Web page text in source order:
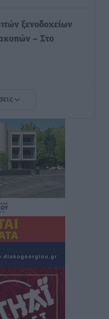
ξενοδοχείων
– Στο
H Hotels –
στο
με μητέρα και
σαν ταινία
της Χαρούλας
που οδήγησαν στο